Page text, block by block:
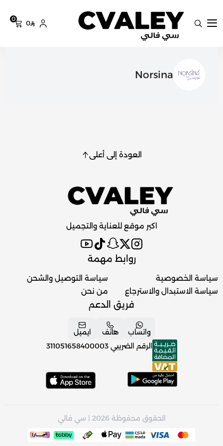
سي فالي
0
0
Norsina
العودة إلى أعلى
اكبر موقع للعناية والتجميل
روابط مهمة
سياسة الخصوصية
سياسة الاستبدال والاسترجاع
سياسة التوصيل والشحن
من نحن
فريق الدعم
واتساب هاتف
ايميل
الرقم الضريبي 311051658400003
الحقوق محفوظة 2026 | سي فالي